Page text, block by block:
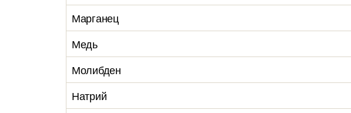
Марганец
Медь
Молибден
Натрий